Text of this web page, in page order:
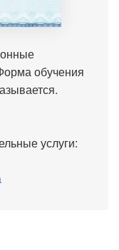
обучения
услуги: